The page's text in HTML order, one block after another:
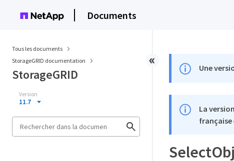
Documents
Tous les documents
StorageGRID documentation
StorageGRID
Version
11.7
Une
La
française